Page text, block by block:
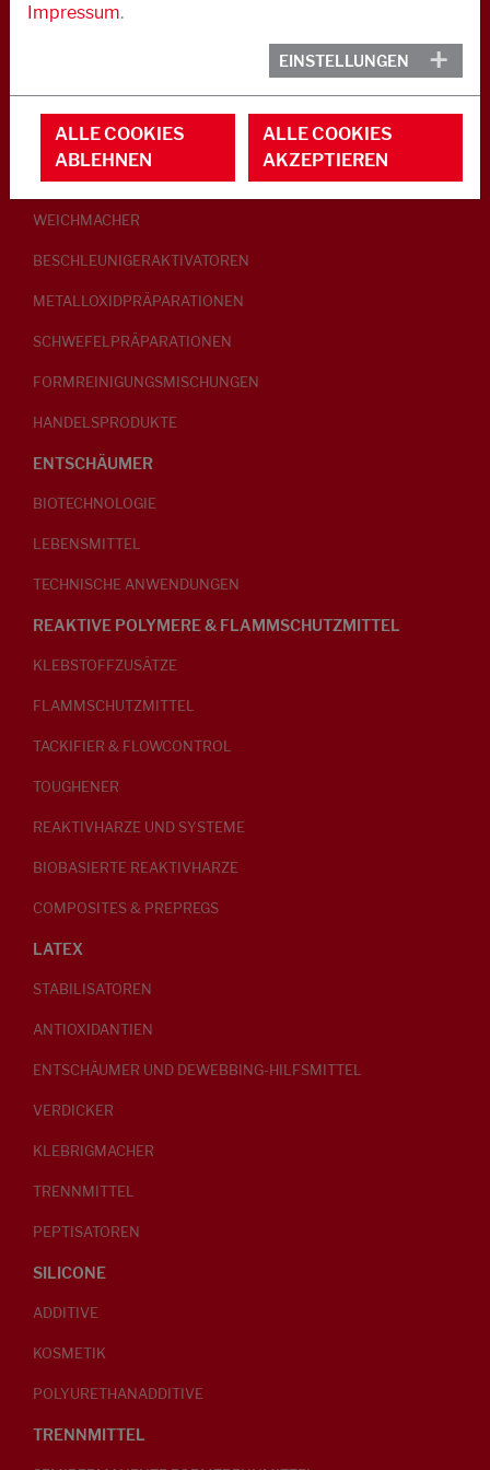
GLEITMITTEL
PEPTISATOREN
KLEBRIGMACHER / HOMOGENISATOREN
WEICHMACHER
BESCHLEUNIGERAKTIVATOREN
METALLOXIDPRÄPARATIONEN
SCHWEFELPRÄPARATIONEN
FORMREINIGUNGSMISCHUNGEN
HANDELSPRODUKTE
ENTSCHÄUMER
BIOTECHNOLOGIE
LEBENSMITTEL
TECHNISCHE ANWENDUNGEN
REAKTIVE POLYMERE & FLAMMSCHUTZMITTEL
KLEBSTOFFZUSÄTZE
FLAMMSCHUTZMITTEL
TACKIFIER & FLOWCONTROL
TOUGHENER
REAKTIVHARZE UND SYSTEME
BIOBASIERTE REAKTIVHARZE
COMPOSITES & PREPREGS
LATEX
STABILISATOREN
ANTIOXIDANTIEN
ENTSCHÄUMER UND DEWEBBING-HILFSMITTEL
VERDICKER
KLEBRIGMACHER
TRENNMITTEL
PEPTISATOREN
SILICONE
ADDITIVE
KOSMETIK
POLYURETHANADDITIVE
TRENNMITTEL
Impressum.
EINSTELLUNGEN
ALLE COOKIES
ABLEHNEN
ALLE COOKIES
AKZEPTIEREN